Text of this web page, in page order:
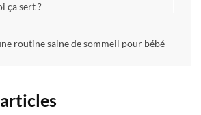
ça sert ?
routine saine de sommeil pour bébé